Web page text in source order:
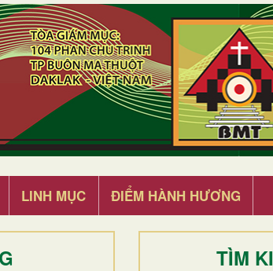
LINH MỤC ĐIỂM HÀNH HƯƠNG
TÌM